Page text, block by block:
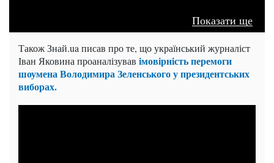
Показати ще
Також Знай.ua писав про те, що український журналіст
Іван Яковина проаналізував імовірність перемоги
шоумена Володимира Зеленського у президентських
виборах.